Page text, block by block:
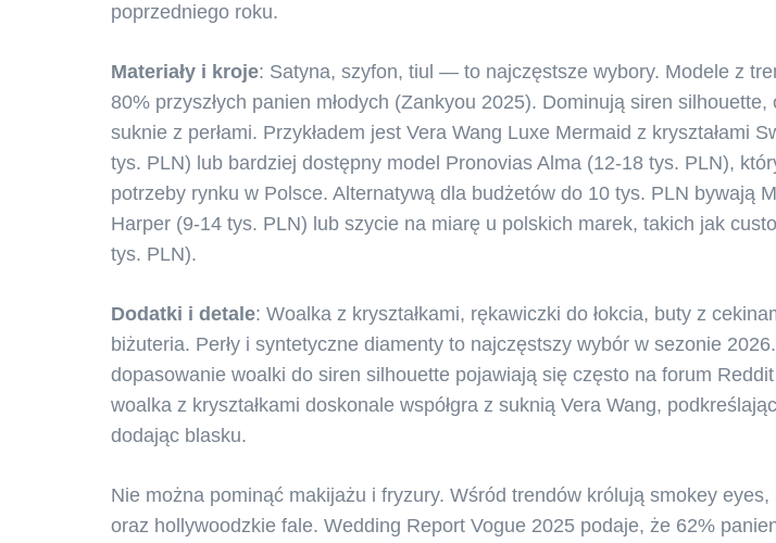
poprzedniego roku.
Materiały i kroje: Satyna, szyfon, tiul — to najczęstsze wybory. Modele z
80% przyszłych panien młodych (Zankyou 2025). Dominują siren silhouette,
suknie z perłami. Przykładem jest Vera Wang Luxe Mermaid z kryształami
tys. PLN) lub bardziej dostępny model Pronovias Alma (12-18 tys. PLN),
potrzeby rynku w Polsce. Alternatywą dla budżetów do 10 tys. PLN bywają
Harper (9-14 tys. PLN) lub szycie na miarę u polskich marek, takich jak
tys. PLN).
Dodatki i detale: Woalka z kryształkami, rękawiczki do łokcia, buty z
biżuteria. Perły i syntetyczne diamenty to najczęstszy wybór w sezonie
dopasowanie woalki do siren silhouette pojawiają się często na forum
woalka z kryształkami doskonale współgra z suknią Vera Wang,
dodając blasku.
Nie można pominąć makijażu i fryzury. Wśród trendów królują smokey
oraz hollywoodzkie fale. Wedding Report Vogue 2025 podaje, że 62%